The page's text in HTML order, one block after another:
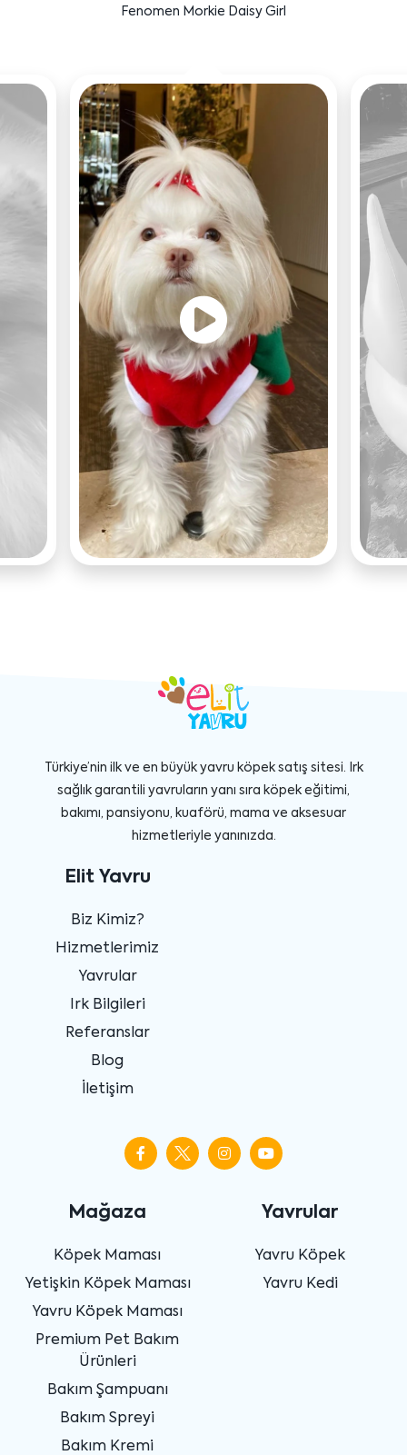
Bensu Soral'ın dostu Bruno
Türkiye’nin ilk ve en büyük yavru köpek satış sitesi. Irk
sağlık garantili yavruların yanı sıra köpek eğitimi,
bakımı, pansiyonu, kuaförü, mama ve aksesuar
hizmetleriyle yanınızda.
Elit Yavru
Biz Kimiz?
Hizmetlerimiz
Yavrular
Irk Bilgileri
Referanslar
Blog
İletişim
Mağaza
Köpek Maması
Yetişkin Köpek Maması
Yavru Köpek Maması
Premium Pet Bakım
Ürünleri
Bakım Şampuanı
Bakım Spreyi
Bakım Kremi
Yavrular
Yavru Köpek
Yavru Kedi